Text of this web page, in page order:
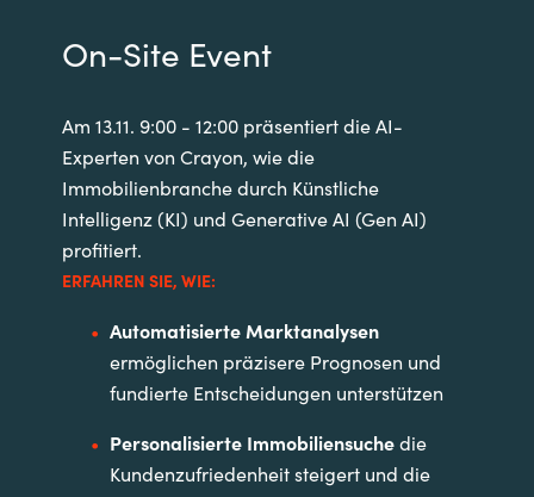
On-Site Event
Am 13.11. 9:00 - 12:00 präsentiert die AI-
Experten von Crayon, wie die
Immobilienbranche durch Künstliche
Intelligenz (KI) und Generative AI (Gen AI)
profitiert.
ERFAHREN SIE, WIE:
Automatisierte Marktanalysen
ermöglichen präzisere Prognosen und
fundierte Entscheidungen unterstützen
Personalisierte Immobiliensuchedie
Kundenzufriedenheit steigert und die